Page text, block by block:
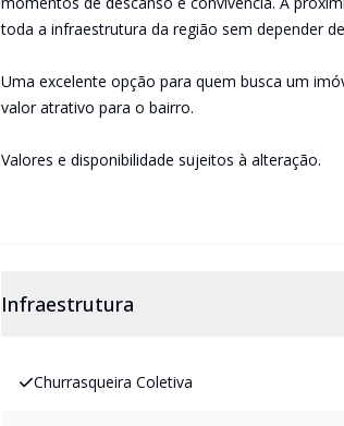
toda a infraestrutura da região sem depender
Uma excelente opção para quem busca um
valor atrativo para o bairro.
Valores e disponibilidade sujeitos à alteração.
Infraestrutura
Churrasqueira Coletiva